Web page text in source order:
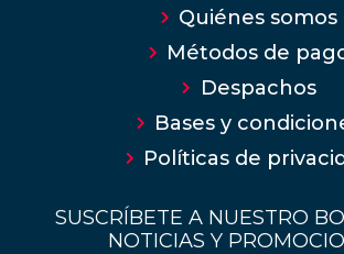
Quiénes somos
Métodos de
Despachos
Bases y
Políticas de
SUSCRÍBETE A NUESTRO
NOTICIAS Y